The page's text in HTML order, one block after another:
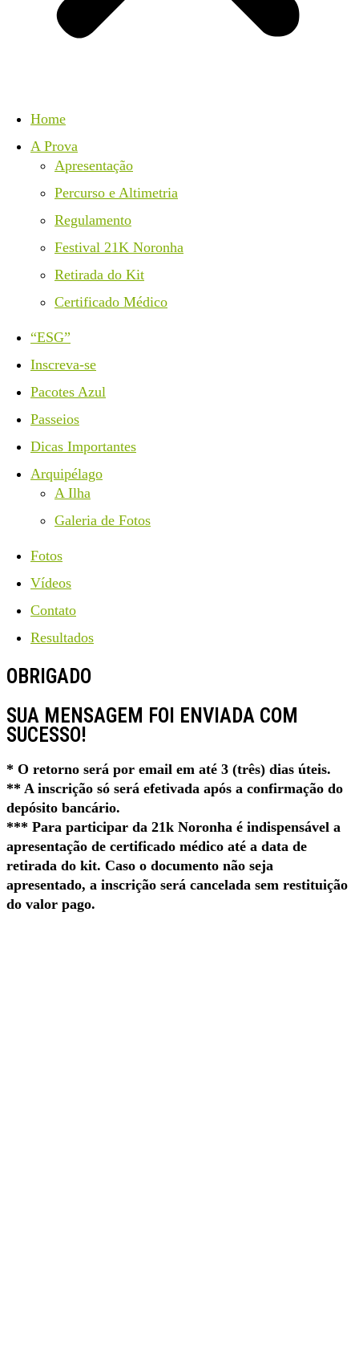
Home
A Prova
Apresentação
Percurso e Altimetria
Regulamento
Festival 21K Noronha
Retirada do Kit
Certificado Médico
“ESG”
Inscreva-se
Pacotes Azul
Passeios
Dicas Importantes
Arquipélago
A Ilha
Galeria de Fotos
Fotos
Vídeos
Contato
Resultados
OBRIGADO
SUA MENSAGEM FOI ENVIADA COM
SUCESSO!
* O retorno será por email em até 3 (três) dias úteis.
** A inscrição só será efetivada após a confirmação do
depósito bancário.
*** Para participar da 21k Noronha é indispensável a
apresentação de certificado médico até a data de
retirada do kit. Caso o documento não seja
apresentado, a inscrição será cancelada sem restituição
do valor pago.